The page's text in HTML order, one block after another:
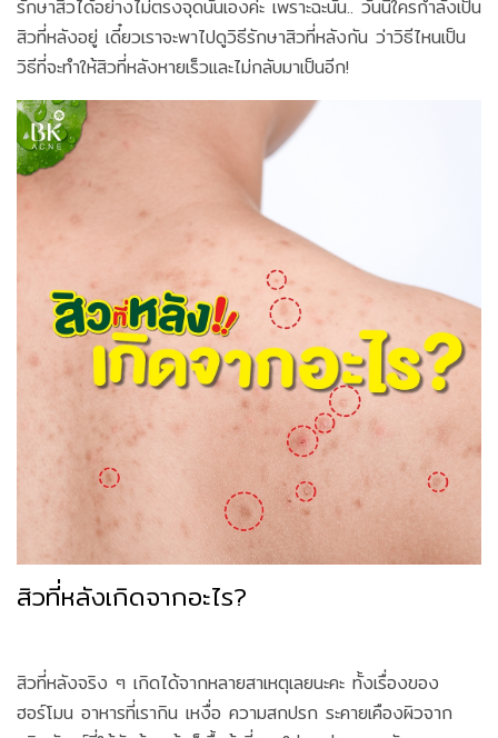
รักษาสิวได้อย่างไม่ตรงจุดนั่นเองค่ะ เพราะฉะนั้น.. วันนี้ใครกำลังเป็น
สิวที่หลังอยู่ เดี๋ยวเราจะพาไปดูวิธีรักษาสิวที่หลังกัน ว่าวิธีไหนเป็น
วิธีที่จะทำให้สิวที่หลังหายเร็วและไม่กลับมาเป็นอีก!
สิวที่หลังเกิดจากอะไร?
สิวที่หลังจริง ๆ เกิดได้จากหลายสาเหตุเลยนะคะ ทั้งเรื่องของ
ฮอร์โมน อาหารที่เรากิน เหงื่อ ความสกปรก ระคายเคืองผิวจาก